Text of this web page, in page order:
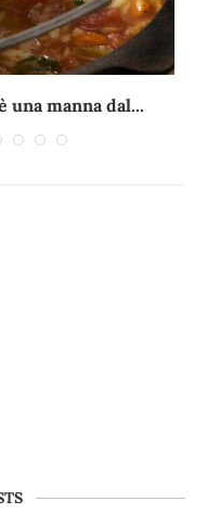
una manna dal...